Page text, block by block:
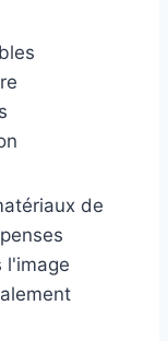
de
l'image